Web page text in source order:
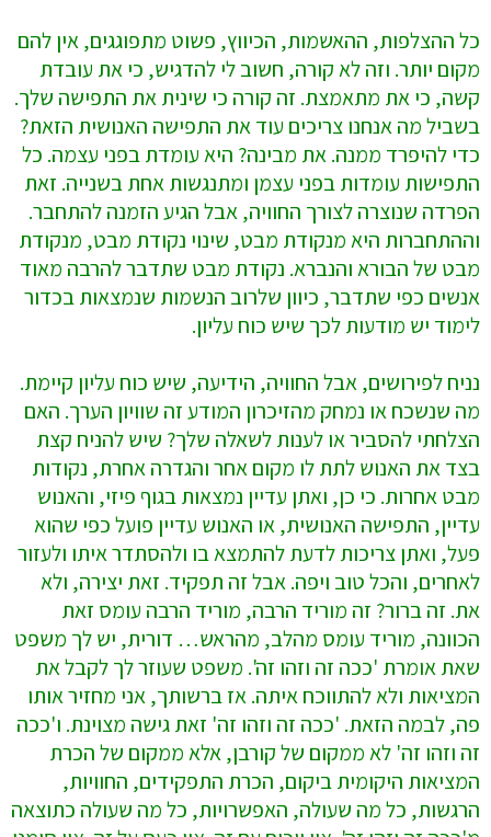
כל ההצלפות, ההאשמות, הכיווץ, פשוט מתפוגגים, אין להם
מקום יותר. וזה לא קורה, חשוב לי להדגיש, כי את עובדת
קשה, כי את מתאמצת. זה קורה כי שינית את התפישה שלך.
בשביל מה אנחנו צריכים עוד את התפישה האנושית הזאת?
כדי להיפרד ממנה. את מבינה? היא עומדת בפני עצמה. כל
התפישות עומדות בפני עצמן ומתנגשות אחת בשנייה. זאת
הפרדה שנוצרה לצורך החוויה, אבל הגיע הזמנה להתחבר.
וההתחברות היא מנקודת מבט, שינוי נקודת מבט, מנקודת
מבט של הבורא והנברא. נקודת מבט שתדבר להרבה מאוד
אנשים כפי שתדבר, כיוון שלרוב הנשמות שנמצאות בכדור
לימוד יש מודעות לכך שיש כוח עליון.
נניח לפירושים, אבל החוויה, הידיעה, שיש כוח עליון קיימת.
מה שנשכח או נמחק מהזיכרון המודע זה שוויון הערך. האם
הצלחתי להסביר או לענות לשאלה שלך? שיש להניח קצת
בצד את האנוש לתת לו מקום אחר והגדרה אחרת, נקודות
מבט אחרות. כי כן, ואתן עדיין נמצאות בגוף פיזי, והאנוש
עדיין, התפישה האנושית, או האנוש עדיין פועל כפי שהוא
פעל, ואתן צריכות לדעת להתמצא בו ולהסתדר איתו ולעזור
לאחרים, והכל טוב ויפה. אבל זה תפקיד. זאת יצירה, ולא
את. זה ברור? זה מוריד הרבה, מוריד הרבה עומס זאת
הכוונה, מוריד עומס מהלב, מהראש… דורית, יש לך משפט
שאת אומרת 'ככה זה וזהו זה'. משפט שעוזר לך לקבל את
המציאות ולא להתווכח איתה. אז ברשותך, אני מחזיר אותו
פה, לבמה הזאת. 'ככה זה וזהו זה' זאת גישה מצוינת. ו'ככה
זה וזהו זה' לא ממקום של קורבן, אלא ממקום של הכרת
המציאות היקומית ביקום, הכרת התפקידים, החוויות,
הרגשות, כל מה שעולה, האפשרויות, כל מה שעולה כתוצאה